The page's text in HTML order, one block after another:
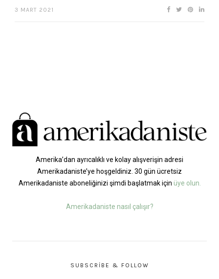
3 MART 2021
Amerika’dan ayrıcalıklı ve kolay alışverişin adresi
Amerikadaniste’ye hoşgeldiniz. 30 gün ücretsiz
Amerikadaniste aboneliğinizi şimdi başlatmak için üye olun.
Amerikadaniste nasıl çalışır?
SUBSCRIBE & FOLLOW